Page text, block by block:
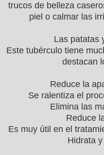
trucos de belleza
piel o calmar las
Las patatas
Este tubérculo tiene
destacan
Reduce la
Se ralentiza el
Elimina las
Reduce
Es muy útil en el
Hidrata